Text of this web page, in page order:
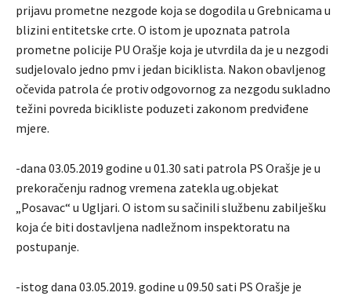
prijavu prometne nezgode koja se dogodila u Grebnicama u
blizini entitetske crte. O istom je upoznata patrola
prometne policije PU Orašje koja je utvrdila da je u nezgodi
sudjelovalo jedno pmv i jedan biciklista. Nakon obavljenog
očevida patrola će protiv odgovornog za nezgodu sukladno
težini povreda bicikliste poduzeti zakonom predviđene
mjere.
-dana 03.05.2019 godine u 01.30 sati patrola PS Orašje je u
prekoračenju radnog vremena zatekla ug.objekat
„Posavac“ u Ugljari. O istom su sačinili službenu zabilješku
koja će biti dostavljena nadležnom inspektoratu na
postupanje.
-istog dana 03.05.2019. godine u 09.50 sati PS Orašje je